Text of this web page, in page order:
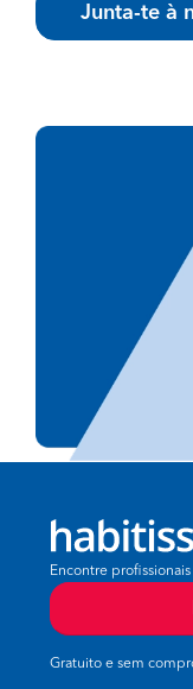
Junta-te à
Encontre
Gratuito e sem